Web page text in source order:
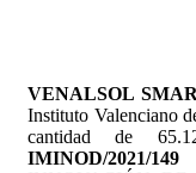
VENALSOL
Instituto Valenciano
cantidad de
IMINOD/2021/149